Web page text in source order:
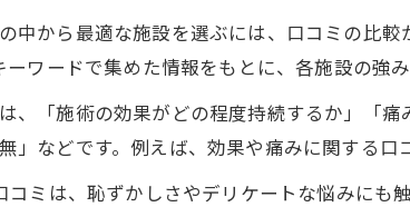
中から最適な施設を選ぶには、口コミの比
ワードで集めた情報をもとに、各施設の強
、「施術の効果がどの程度持続するか」「
」などです。例えば、効果や痛みに関する
コミは、恥ずかしさやデリケートな悩みに